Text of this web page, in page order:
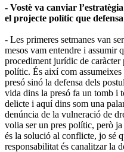
- Vostè va canviar
el projecte polític que
- Les primeres setmanes van
mesos vam entendre i assumir
procediment jurídic de
polític. És així com
presó sinó la defensa dels
vida dins la presó fa un tomb i
delicte i aquí dins som una
denúncia de la vulneració de
volia ser un pres polític, però
és la solució al conflicte, jo sé
responsabilitat és canalitzar la